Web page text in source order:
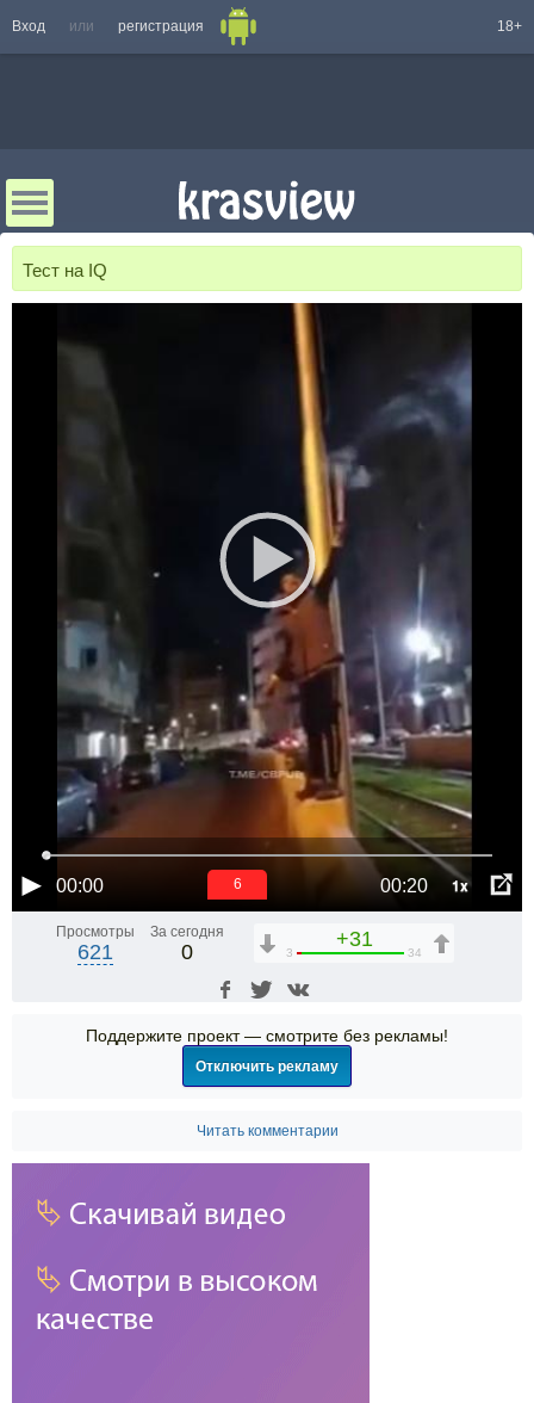
Вход или регистрация 18+
Тест на IQ
00:00 00:20 1x
6
Просмотры
621
За сегодня
0
+31
3 34
Поддержите проект — смотрите без рекламы!
Отключить рекламу
Читать комментарии